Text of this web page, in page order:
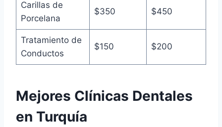
Carillas de
Porcelana
$350 $450
Tratamiento de
Conductos
$150 $200
Mejores Clínicas Dentales
en Turquía